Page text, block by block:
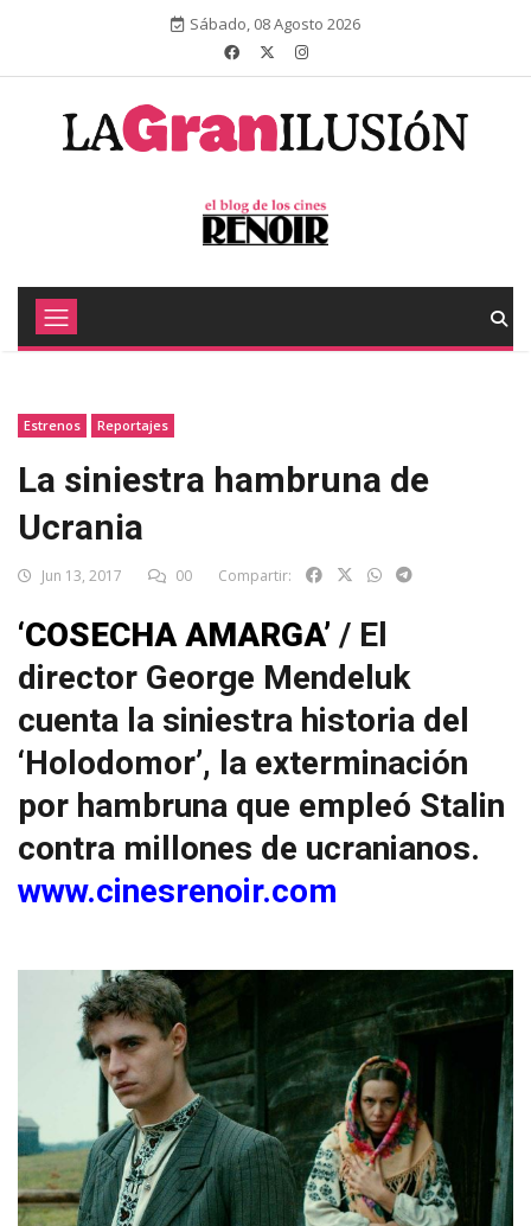
Sábado, 08 Agosto 2026
Estrenos Reportajes
La siniestra hambruna de
Ucrania
Jun 13, 2017 00 Compartir:
‘COSECHA AMARGA’ / El
director George Mendeluk
cuenta la siniestra historia del
‘Holodomor’, la exterminación
por hambruna que empleó Stalin
contra millones de ucranianos.
www.cinesrenoir.com